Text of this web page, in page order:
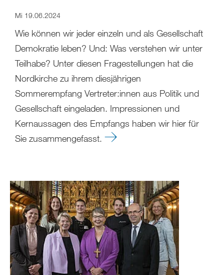
Mi 19.06.2024
Wie können wir jeder einzeln und als Gesellschaft
Demokratie leben? Und: Was verstehen wir unter
Teilhabe? Unter diesen Fragestellungen hat die
Nordkirche zu ihrem diesjährigen
Sommerempfang Vertreter:innen aus Politik und
Gesellschaft eingeladen. Impressionen und
Kernaussagen des Empfangs haben wir hier für
Sie zusammengefasst.